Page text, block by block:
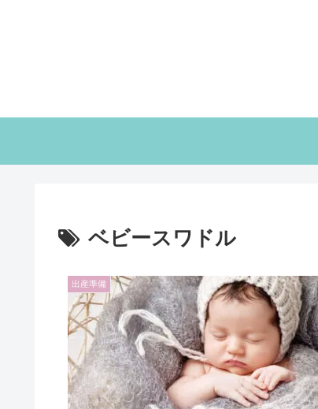
ベビースワドル
出産準備